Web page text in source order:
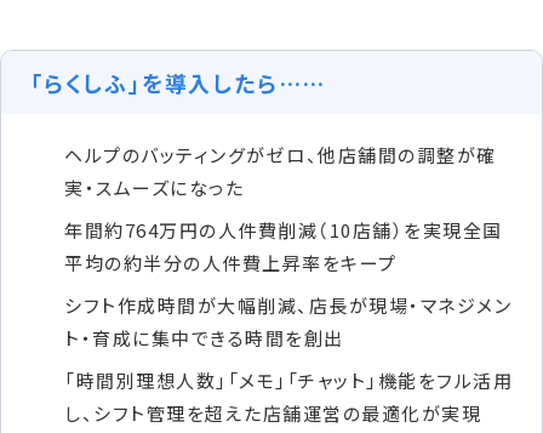
「らくしふ」を導入したら……
ヘルプのバッティングがゼロ、他店舗間の調整が確
実・スムーズになった
年間約764万円の人件費削減（10店舗）を実現全国
平均の約半分の人件費上昇率をキープ
シフト作成時間が大幅削減、店長が現場・マネジメン
ト・育成に集中できる時間を創出
「時間別理想人数」「メモ」「チャット」機能をフル活用
し、シフト管理を超えた店舗運営の最適化が実現